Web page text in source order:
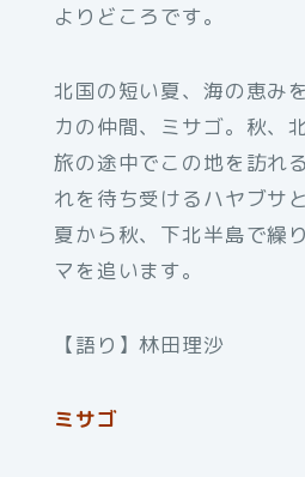
よりどころです。
北国の短い夏、海の恵み
カの仲間、ミサゴ。秋、
旅の途中でこの地を訪れ
れを待ち受けるハヤブサ
夏から秋、下北半島で繰
マを追います。
【語り】林田理沙
ミサゴ